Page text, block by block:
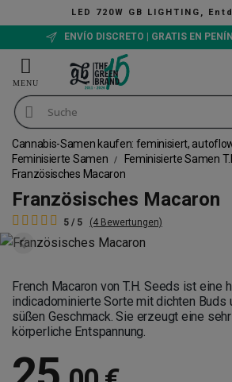
720W GB LIGHTING, Entdecke es!
ENVÍO DISCRETO | GRATIS EN
Cannabis-Samen kaufen: feminisiert,
Feminisierte Samen
Feminisierte Samen
Französisches Macaron
Französisches Macaron
5 / 5 (4 Bewertungen)
French Macaron von T.H. Seeds ist eine
indicadominierte Sorte mit dichten Buds
süßen Geschmack. Sie erzeugt eine
körperliche Entspannung.